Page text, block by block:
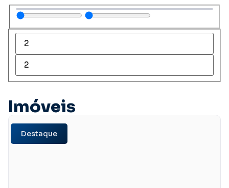
Imóveis
Destaque